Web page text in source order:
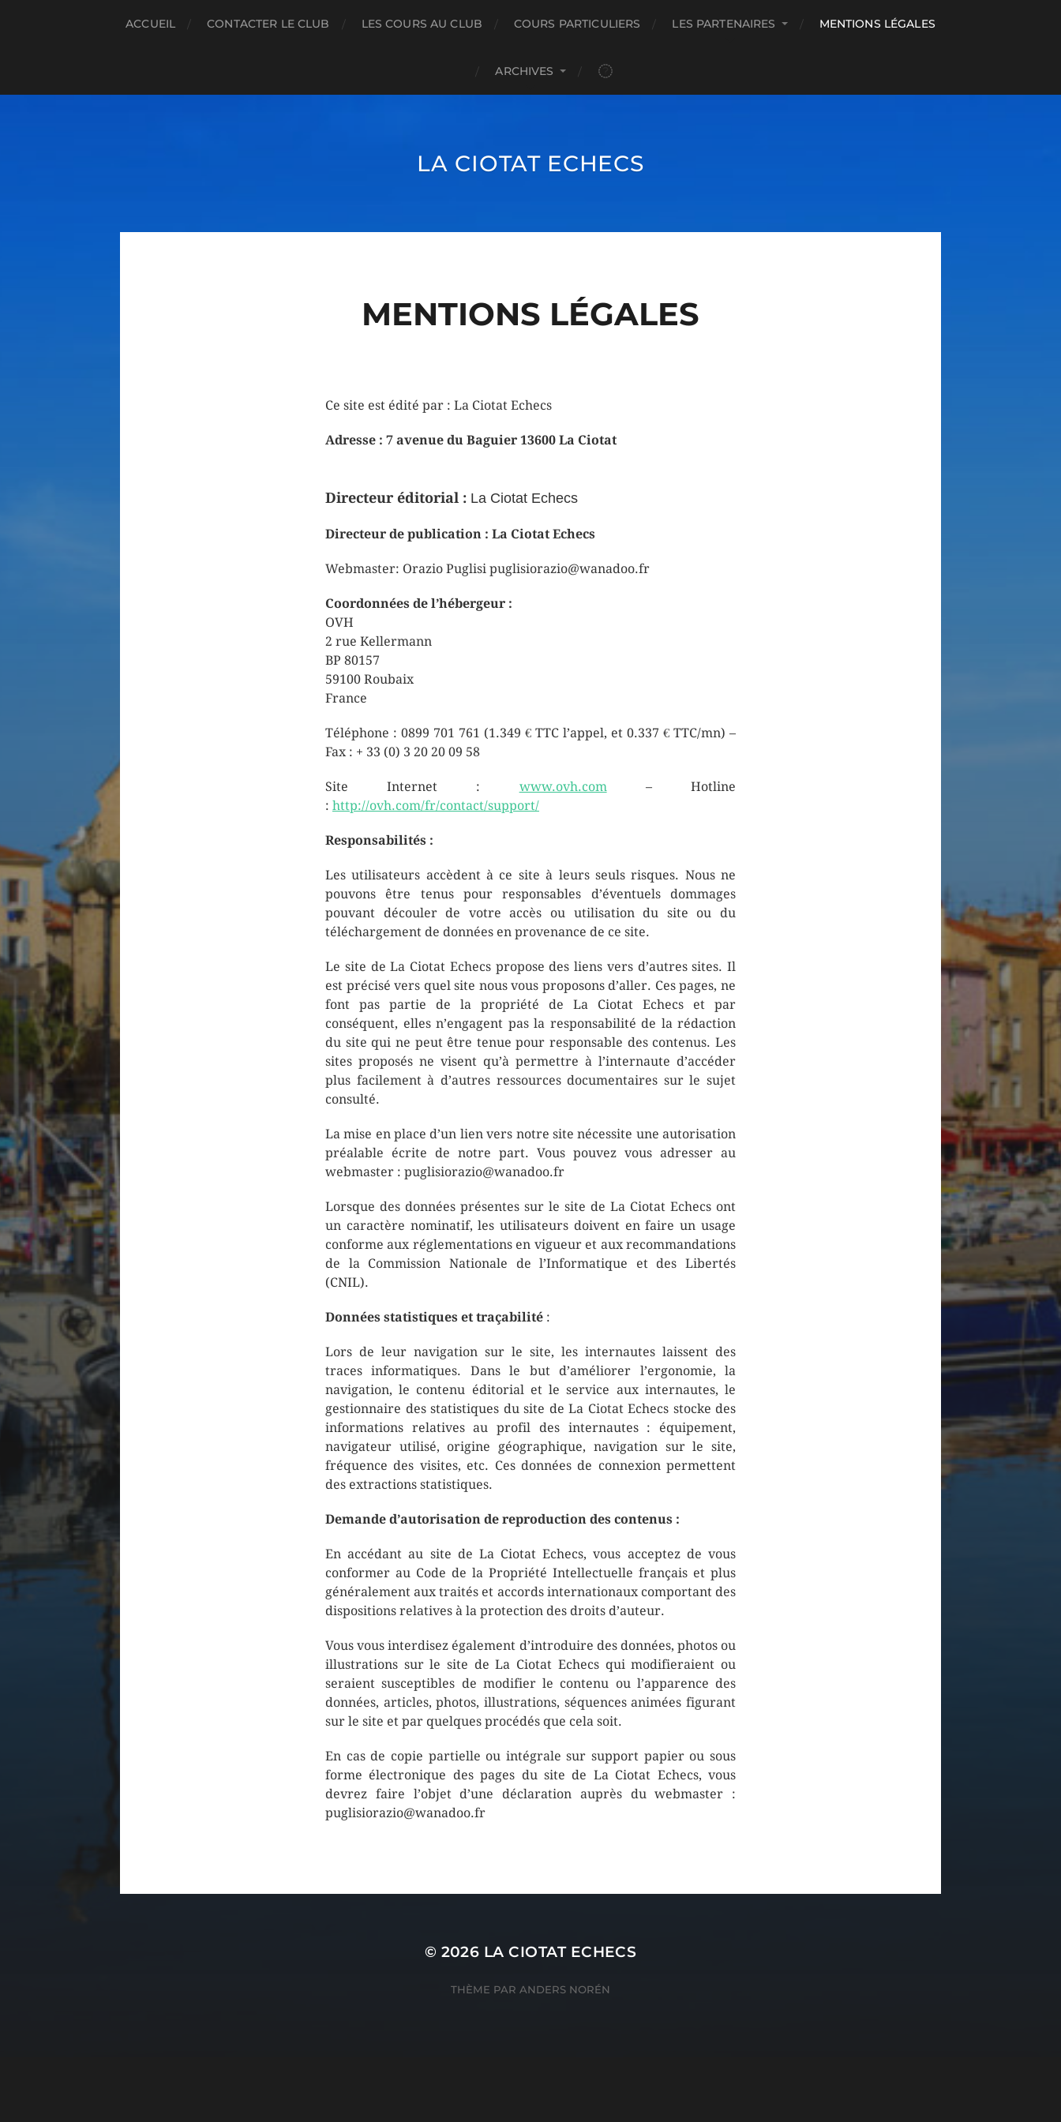
ACCUEIL CONTACTER LE CLUB LES COURS AU CLUB COURS PARTICULIERS LES PARTENAIRES MENTIONS LÉGALES
ARCHIVES
LA CIOTAT ECHECS
MENTIONS LÉGALES
Ce site est édité par : La Ciotat Echecs
Adresse : 7 avenue du Baguier 13600 La Ciotat
Directeur éditorial : La Ciotat Echecs
Directeur de publication : La Ciotat Echecs
Webmaster: Orazio Puglisi puglisiorazio@wanadoo.fr
Coordonnées de l’hébergeur :
OVH
2 rue Kellermann
BP 80157
59100 Roubaix
France
Téléphone : 0899 701 761 (1.349 € TTC l’appel, et 0.337 € TTC/mn) –
Fax : + 33 (0) 3 20 20 09 58
Site Internet : www.ovh.com– Hotline
: http://ovh.com/fr/contact/support/
Responsabilités :
Les utilisateurs accèdent à ce site à leurs seuls risques. Nous ne
pouvons être tenus pour responsables d’éventuels dommages
pouvant découler de votre accès ou utilisation du site ou du
téléchargement de données en provenance de ce site.
Le site de La Ciotat Echecs propose des liens vers d’autres sites. Il
est précisé vers quel site nous vous proposons d’aller. Ces pages, ne
font pas partie de la propriété de La Ciotat Echecs et par
conséquent, elles n’engagent pas la responsabilité de la rédaction
du site qui ne peut être tenue pour responsable des contenus. Les
sites proposés ne visent qu’à permettre à l’internaute d’accéder
plus facilement à d’autres ressources documentaires sur le sujet
consulté.
La mise en place d’un lien vers notre site nécessite une autorisation
préalable écrite de notre part. Vous pouvez vous adresser au
webmaster : puglisiorazio@wanadoo.fr
Lorsque des données présentes sur le site de La Ciotat Echecs ont
un caractère nominatif, les utilisateurs doivent en faire un usage
conforme aux réglementations en vigueur et aux recommandations
de la Commission Nationale de l’Informatique et des Libertés
(CNIL).
Données statistiques et traçabilité :
Lors de leur navigation sur le site, les internautes laissent des
traces informatiques. Dans le but d’améliorer l’ergonomie, la
navigation, le contenu éditorial et le service aux internautes, le
gestionnaire des statistiques du site de La Ciotat Echecs stocke des
informations relatives au profil des internautes : équipement,
navigateur utilisé, origine géographique, navigation sur le site,
fréquence des visites, etc. Ces données de connexion permettent
des extractions statistiques.
Demande d’autorisation de reproduction des contenus :
En accédant au site de La Ciotat Echecs, vous acceptez de vous
conformer au Code de la Propriété Intellectuelle français et plus
généralement aux traités et accords internationaux comportant des
dispositions relatives à la protection des droits d’auteur.
Vous vous interdisez également d’introduire des données, photos ou
illustrations sur le site de La Ciotat Echecs qui modifieraient ou
seraient susceptibles de modifier le contenu ou l’apparence des
données, articles, photos, illustrations, séquences animées figurant
sur le site et par quelques procédés que cela soit.
En cas de copie partielle ou intégrale sur support papier ou sous
forme électronique des pages du site de La Ciotat Echecs, vous
devrez faire l’objet d’une déclaration auprès du webmaster :
puglisiorazio@wanadoo.fr
© 2026 LA CIOTAT ECHECS
THÈME PAR ANDERS NORÉN